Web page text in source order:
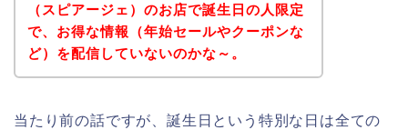
（スピアージェ）のお店で誕生日の人限定
で、お得な情報（年始セールやクーポンな
ど）を配信していないのかな～。
当たり前の話ですが、誕生日という特別な日は全ての